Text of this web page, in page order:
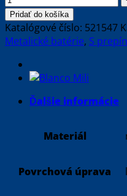
Pridať do košíka
Katalógové číslo: 521547
Metalické batérie, S
Ďalšie informácie
Materiál
Povrchová úprava